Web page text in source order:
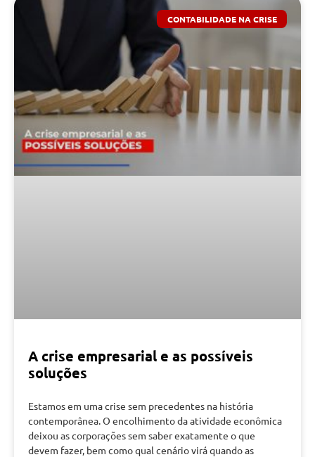
CONTABILIDADE NA CRISE
A crise empresarial e as possíveis
soluções
Estamos em uma crise sem precedentes na história
contemporânea. O encolhimento da atividade econômica
deixou as corporações sem saber exatamente o que
devem fazer, bem como qual cenário virá quando as